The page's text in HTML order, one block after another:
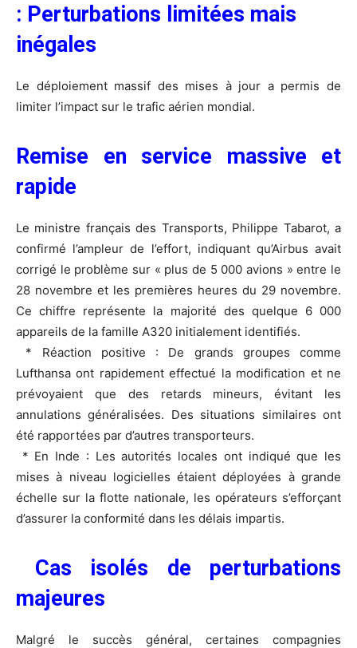
: Perturbations limitées mais
inégales
Le déploiement massif des mises à jour a permis de
limiter l’impact sur le trafic aérien mondial.
Remise en service massive et
rapide
Le ministre français des Transports, Philippe Tabarot, a
confirmé l’ampleur de l’effort, indiquant qu’Airbus avait
corrigé le problème sur « plus de 5 000 avions » entre le
28 novembre et les premières heures du 29 novembre.
Ce chiffre représente la majorité des quelque 6 000
appareils de la famille A320 initialement identifiés.
* Réaction positive : De grands groupes comme
Lufthansa ont rapidement effectué la modification et ne
prévoyaient que des retards mineurs, évitant les
annulations généralisées. Des situations similaires ont
été rapportées par d’autres transporteurs.
* En Inde : Les autorités locales ont indiqué que les
mises à niveau logicielles étaient déployées à grande
échelle sur la flotte nationale, les opérateurs s’efforçant
d’assurer la conformité dans les délais impartis.
Cas isolés de perturbations
majeures
Malgré le succès général, certaines compagnies